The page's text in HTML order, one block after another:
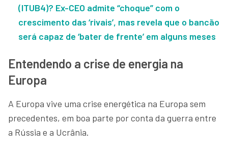
(ITUB4)? Ex-CEO admite “choque” com o
crescimento das ‘rivais’, mas revela que o bancão
será capaz de ‘bater de frente’ em alguns meses
Entendendo a crise de energia na
Europa
A Europa vive uma crise energética na Europa sem
precedentes, em boa parte por conta da guerra entre
a Rússia e a Ucrânia.